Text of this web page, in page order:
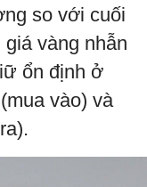
so với cuối
vàng nhẫn
ổn định ở
vào) và